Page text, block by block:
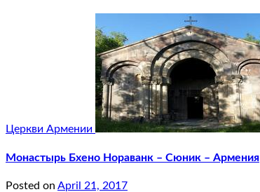
Церкви Армении
Монастырь Бхено Нораванк – Сюник – Армения
Posted on April 21, 2017